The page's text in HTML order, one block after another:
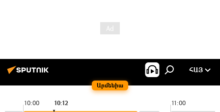
Արմենիա
ՀԱՅ
10:00 11:00
10:12